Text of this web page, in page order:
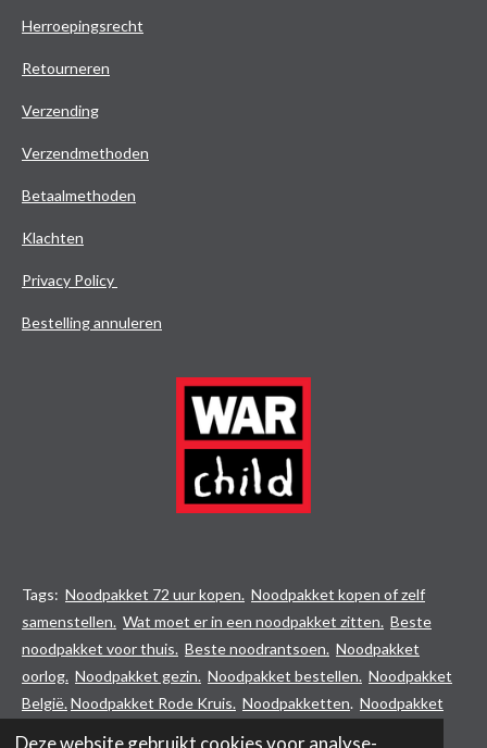
Herroepingsrecht
Retourneren
Verzending
Verzendmethoden
Betaalmethoden
Klachten
Privacy Policy
Bestelling annuleren
Tags: Noodpakket 72 uur kopen. Noodpakket kopen of zelf
samenstellen. Wat moet er in een noodpakket zitten. Beste
noodpakket voor thuis. Beste noodrantsoen. Noodpakket
oorlog. Noodpakket gezin. Noodpakket bestellen. Noodpakket
België.Noodpakket Rode Kruis. Noodpakketten. Noodpakket